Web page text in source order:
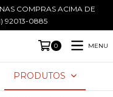
COMPRAS ACIMA DE
92013-0885
0 MENU
PRODUTOS